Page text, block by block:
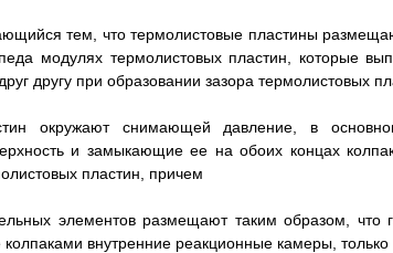
тем, что термолистовые пластины
модулях термолистовых пластин, которые
другу при образовании зазора термолистовых
окружают снимающей давление, в
и замыкающие ее на обоих концах
пластин, причем
элементов размещают таким образом, что
внутренние реакционные камеры, только